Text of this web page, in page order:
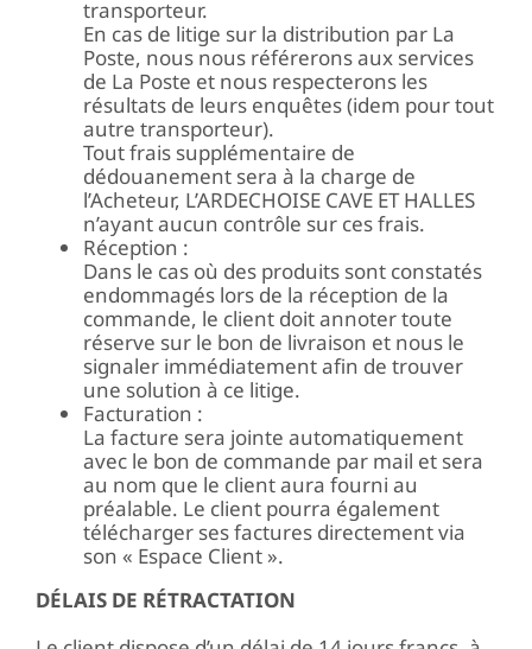
transporteur.
En cas de litige sur la distribution par La
Poste, nous nous référerons aux services
de La Poste et nous respecterons les
résultats de leurs enquêtes (idem pour tout
autre transporteur).
Tout frais supplémentaire de
dédouanement sera à la charge de
l’Acheteur, L’ARDECHOISE CAVE ET HALLES
n’ayant aucun contrôle sur ces frais.
Réception :
Dans le cas où des produits sont constatés
endommagés lors de la réception de la
commande, le client doit annoter toute
réserve sur le bon de livraison et nous le
signaler immédiatement afin de trouver
une solution à ce litige.
Facturation :
La facture sera jointe automatiquement
avec le bon de commande par mail et sera
au nom que le client aura fourni au
préalable. Le client pourra également
télécharger ses factures directement via
son « Espace Client ».
DÉLAIS DE RÉTRACTATION